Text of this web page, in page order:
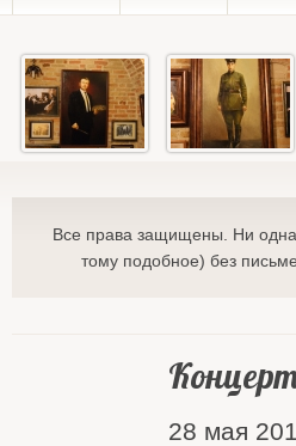
Все права защищены. Ни
тому подобное) без
28 мая